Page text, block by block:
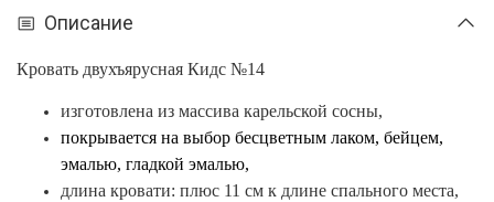
Описание
Кровать двухъярусная Кидс №14
изготовлена из массива карельской сосны,
покрывается на выбор бесцветным лаком, бейцем,
эмалью, гладкой эмалью,
длина кровати: плюс 11 см к длине спального места,